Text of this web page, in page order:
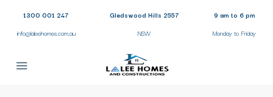
1300 001 247
info@laleehomes.com.au
Gledswood Hills 2557
NSW
9 am to 6 pm
Monday to Friday